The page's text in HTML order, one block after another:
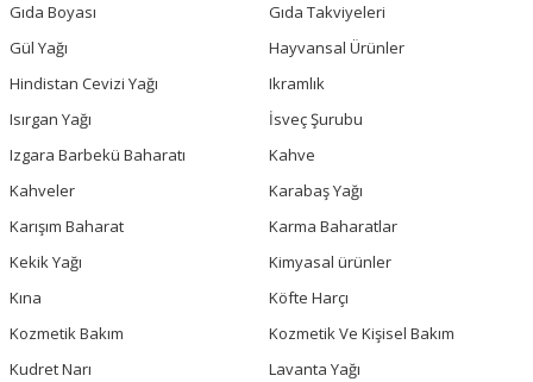
Gıda Boyası
Gıda Takviyeleri
Gül Yağı
Hayvansal Ürünler
Hindistan Cevizi Yağı
Ikramlık
Isırgan Yağı
İsveç Şurubu
Izgara Barbekü Baharatı
Kahve
Kahveler
Karabaş Yağı
Karışım Baharat
Karma Baharatlar
Kekik Yağı
Kimyasal ürünler
Kına
Köfte Harçı
Kozmetik Bakım
Kozmetik Ve Kişisel Bakım
Kudret Narı
Lavanta Yağı